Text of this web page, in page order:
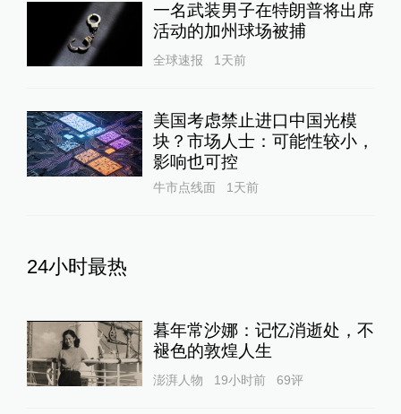
一名武装男子在特朗普将出席
活动的加州球场被捕
全球速报 1天前
美国考虑禁止进口中国光模
块？市场人士：可能性较小，
影响也可控
牛市点线面 1天前
24小时最热
暮年常沙娜：记忆消逝处，不
褪色的敦煌人生
澎湃人物 19小时前 69评